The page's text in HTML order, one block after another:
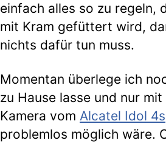
einfach alles so zu regeln,
mit Kram gefüttert wird,
nichts dafür tun muss.
Momentan überlege ich
zu Hause lasse und nur
Kamera vom Alcatel Idol 4s
problemlos möglich wäre.